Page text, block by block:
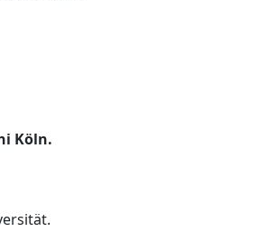
Köln.